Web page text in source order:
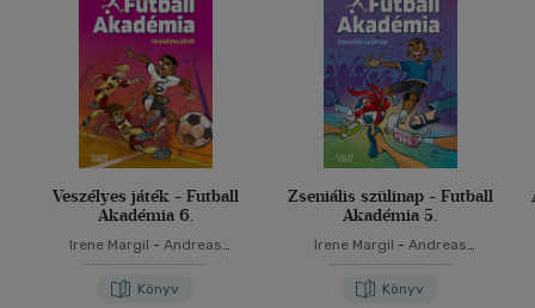
Veszélyes játék - Futball
Akadémia 6.
Irene Margil - Andreas
Könyv
Zseniális szülinap - Futball
Akadémia 5.
Irene Margil - Andreas
Könyv